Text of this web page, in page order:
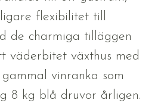
flexibilitet till
de charmiga tilläggen
väderbitet växthus med
vinranka som
8 kg blå druvor årligen.